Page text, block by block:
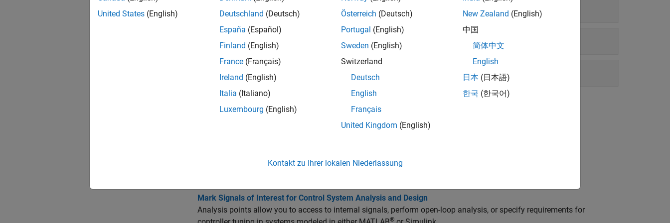
Erstellen der slTuner-Schnittstelle
Ändern der slTuner-Schnittstelle
Abfragen der slTuner-Schnittstelle
Themen
Create and Configure slTuner Interface to Simulink Model
Tune Control Systems in Simulink
Mark Signals of Interest for Control System Analysis and Design
Analysis points allow you to access to internal signals, perform open-loop analysis, or specify requirements for
®
United States (English)
Deutschland (Deutsch)
España (Español)
Finland (English)
France (Français)
Ireland (English)
Italia (Italiano)
Luxembourg (English)
Österreich (Deutsch)
Portugal (English)
Sweden (English)
Switzerland
Deutsch
English
Français
United Kingdom (English)
New Zealand (English)
中国
简体中文
English
日本 (日本語)
한국 (한국어)
Kontakt zu Ihrer lokalen Niederlassung